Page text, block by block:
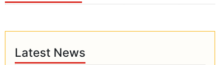
Latest News